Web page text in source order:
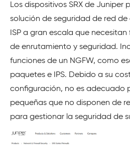
Los dispositivos SRX de Juniper
solución de seguridad de red
ISP a gran escala que
de enrutamiento y seguridad.
funciones de un NGFW, como
paquetes e IPS. Debido a su
configuración, no es adecuado
pequeñas que no disponen de
para gestionar la seguridad de